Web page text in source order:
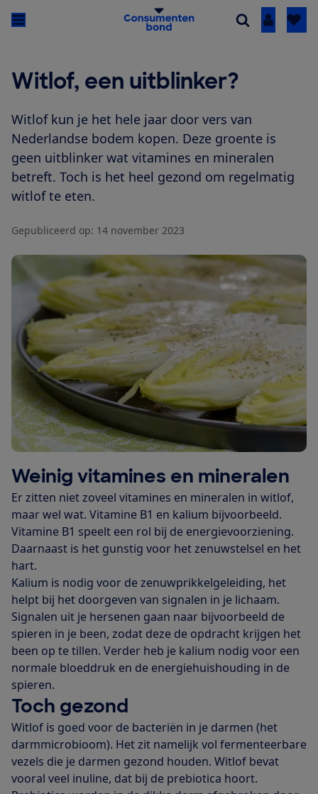
Inloggen
Witlof, een uitblinker?
Witlof kun je het hele jaar door vers van
Nederlandse bodem kopen. Deze groente is
geen uitblinker wat vitamines en mineralen
betreft. Toch is het heel gezond om regelmatig
witlof te eten.
Gepubliceerd op: 14 november 2023
Weinig vitamines en mineralen
Er zitten niet zoveel vitamines en mineralen in witlof,
maar wel wat. Vitamine B1 en kalium bijvoorbeeld.
Vitamine B1 speelt een rol bij de energievoorziening.
Daarnaast is het gunstig voor het zenuwstelsel en het
hart.
Kalium is nodig voor de zenuwprikkelgeleiding, het
helpt bij het doorgeven van signalen in je lichaam.
Signalen uit je hersenen gaan naar bijvoorbeeld de
spieren in je been, zodat deze de opdracht krijgen het
been op te tillen. Verder heb je kalium nodig voor een
normale bloeddruk en de energiehuishouding in de
spieren.
Toch gezond
Witlof is goed voor de bacteriën in je darmen (het
darmmicrobioom). Het zit namelijk vol fermenteerbare
vezels die je darmen gezond houden. Witlof bevat
vooral veel inuline, dat bij de prebiotica hoort.